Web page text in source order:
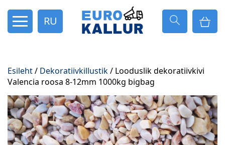
RU
Esileht/ Dekoratiivkillustik/ Looduslik dekoratiivkivi
Valencia roosa 8-12mm 1000kg bigbag